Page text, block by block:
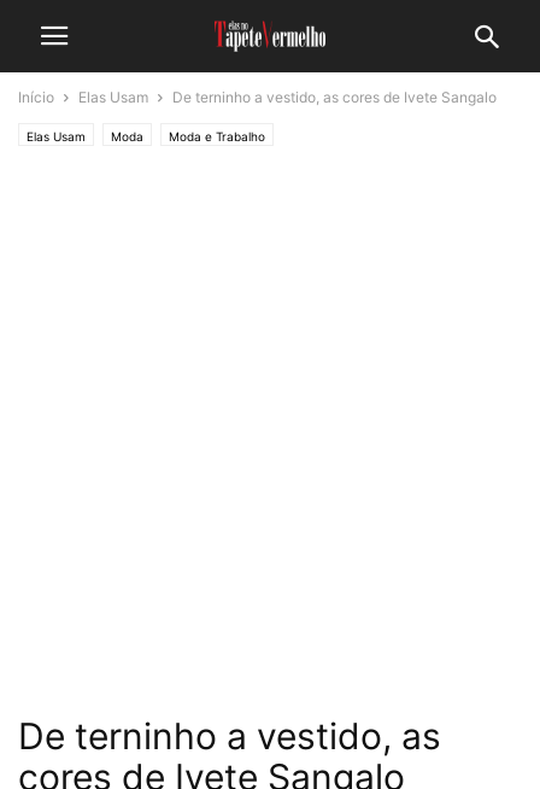
Início Elas Usam De terninho a vestido, as cores de Ivete Sangalo
Elas Usam Moda Moda e Trabalho
De terninho a vestido, as
cores de Ivete Sangalo